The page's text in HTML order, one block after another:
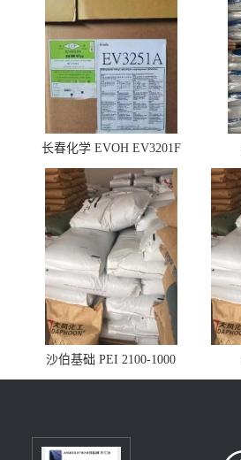
长春化学 EVOH EV3201F
沙伯基础 PEI 2100-1000